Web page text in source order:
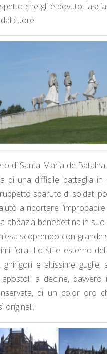
che gli è dovuto,
cuore.
di Santa Maria de
di una difficile battaglia
sparuto di soldati
a riportare
abbazia benedettina in
scoprendo con
l’ora! Lo stile esterno
ghirigori e altissime
a decine, davvero
di un color oro
originali.